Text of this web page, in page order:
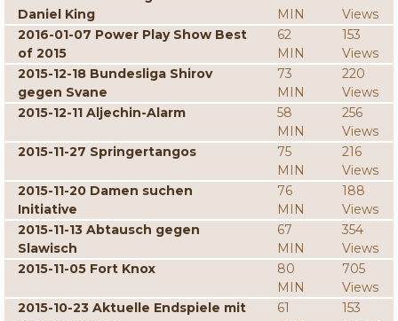
Daniel King
MIN
Views
2016-01-07 Power Play Show Best
of 2015
62
MIN
153
Views
2015-12-18 Bundesliga Shirov
gegen Svane
73
MIN
220
Views
2015-12-11 Aljechin-Alarm
58
MIN
256
Views
2015-11-27 Springertangos
75
MIN
216
Views
2015-11-20 Damen suchen
Initiative
76
MIN
188
Views
2015-11-13 Abtausch gegen
Slawisch
67
MIN
354
Views
2015-11-05 Fort Knox
80
MIN
705
Views
2015-10-23 Aktuelle Endspiele mit
61
153